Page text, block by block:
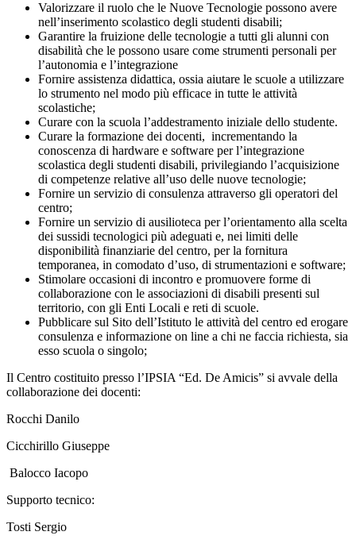
Valorizzare il ruolo che le Nuove Tecnologie possono avere
nell’inserimento scolastico degli studenti disabili;
Garantire la fruizione delle tecnologie a tutti gli alunni con
disabilità che le possono usare come strumenti personali per
l’autonomia e l’integrazione
Fornire assistenza didattica, ossia aiutare le scuole a utilizzare
lo strumento nel modo più efficace in tutte le attività
scolastiche;
Curare con la scuola l’addestramento iniziale dello studente.
Curare la formazione dei docenti, incrementando la
conoscenza di hardware e software per l’integrazione
scolastica degli studenti disabili, privilegiando l’acquisizione
di competenze relative all’uso delle nuove tecnologie;
Fornire un servizio di consulenza attraverso gli operatori del
centro;
Fornire un servizio di ausilioteca per l’orientamento alla scelta
dei sussidi tecnologici più adeguati e, nei limiti delle
disponibilità finanziarie del centro, per la fornitura
temporanea, in comodato d’uso, di strumentazioni e software;
Stimolare occasioni di incontro e promuovere forme di
collaborazione con le associazioni di disabili presenti sul
territorio, con gli Enti Locali e reti di scuole.
Pubblicare sul Sito dell’Istituto le attività del centro ed erogare
consulenza e informazione on line a chi ne faccia richiesta, sia
esso scuola o singolo;
Il Centro costituito presso l’IPSIA “Ed. De Amicis” si avvale della
collaborazione dei docenti:
Rocchi Danilo
Cicchirillo Giuseppe
Balocco Iacopo
Supporto tecnico:
Tosti Sergio